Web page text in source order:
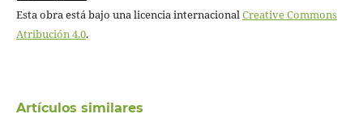
Esta obra está bajo una licencia internacionalCreative Commons
Atribución 4.0.
Artículos similares